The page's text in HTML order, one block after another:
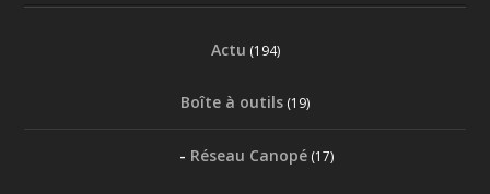
Actu (194)
Boîte à outils (19)
Réseau Canopé(17)